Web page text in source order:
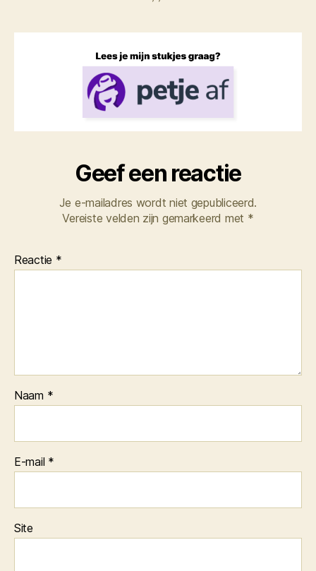
Geef een reactie
Je e-mailadres wordt niet gepubliceerd.
Vereiste velden zijn gemarkeerd met *
Reactie *
Naam *
E-mail *
Site